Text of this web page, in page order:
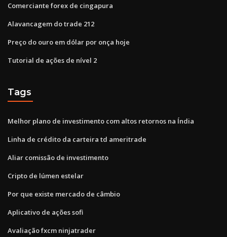
Comerciante forex de cingapura
Alavancagem do trade 212
Preço do ouro em dólar por onça hoje
Tutorial de ações de nível 2
Tags
Melhor plano de investimento com altos retornos na Índia
Linha de crédito da carteira td ameritrade
Aliar comissão de investimento
Cripto de lúmen estelar
Por que existe mercado de câmbio
Aplicativo de ações sofi
Avaliação fxcm ninjatrader